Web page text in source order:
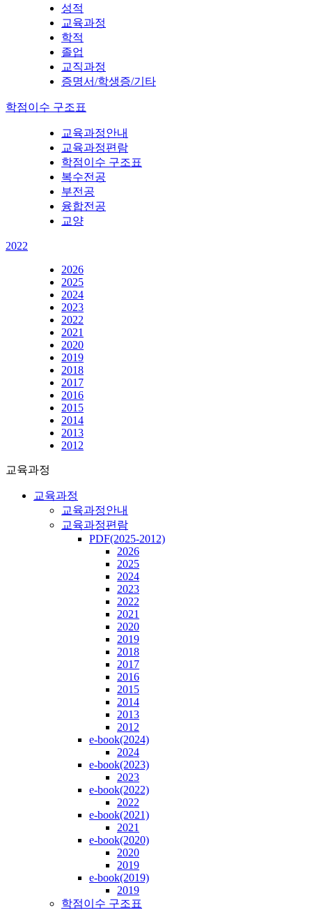
성적
교육과정
학적
졸업
교직과정
증명서/학생증/기타
학점이수 구조표
교육과정안내
교육과정편람
학점이수 구조표
복수전공
부전공
융합전공
교양
2022
2026
2025
2024
2023
2022
2021
2020
2019
2018
2017
2016
2015
2014
2013
2012
교육과정
교육과정
교육과정안내
교육과정편람
PDF(2025-2012)
2026
2025
2024
2023
2022
2021
2020
2019
2018
2017
2016
2015
2014
2013
2012
e-book(2024)
2024
e-book(2023)
2023
e-book(2022)
2022
e-book(2021)
2021
e-book(2020)
2020
2019
e-book(2019)
2019
학점이수 구조표